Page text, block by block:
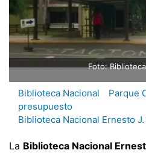
Foto:
Biblioteca Nacional Parque
presupuesto
Biblioteca Nacional Ernesto
La Biblioteca Nacional